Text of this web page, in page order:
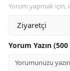
Yorum yapmak için,
Yorum Yazın